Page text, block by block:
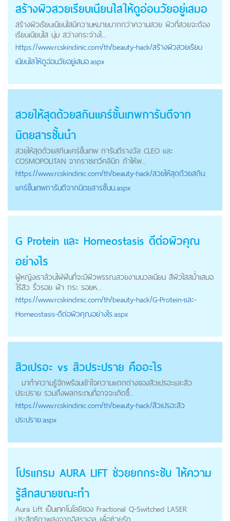
สร้างผิวสวยเรียบเนียนใสให้ดูอ่อนวัยอยู่เสมอ
สร้างผิวเรียบเนียนใสมีความหมายมากกว่าความสวย ผิวที่สวยจะต้อง
เรียบเนียนใส นุ่ม สว่างกระจ่างใ...
https://www.rcskinclinic.com/th/beauty-hack/สร้างผิวสวยเรียบ
เนียนใสให้ดูอ่อนวัยอยู่เสมอ.aspx
สวยให้สุดด้วยสกินแคร์ขั้นเทพการันตีจาก
นิตยสารชั้นนำ
สวยให้สุดด้วยสกินแคร์ขั้นเทพ การันตีรางวัล CLEO และ
COSMOPOLITAN จากราชเทวีคลินิก ถ้าให้พ...
https://www.rcskinclinic.com/th/beauty-hack/สวยให้สุดด้วยสกิน
แคร์ขั้นเทพการันตีจากนิตยสารชั้นน.aspx
G Protein และ Homeostasis ดีต่อผิวคุณ
อย่างไร
ผู้หญิงเราล้วนใฝ่ฝันที่จะมีผิวพรรณสวยงามนวลเนียน สีผิวใสสม่ำเสมอ
ไร้สิว ริ้วรอย ฝ้า กระ รอยห...
https://www.rcskinclinic.com/th/beauty-hack/G-Protein-และ-
Homeostasis-ดีต่อผิวคุณอย่างไร.aspx
สิวเปรอะ vs สิวประปราย คืออะไร
มาทำความรู้จักพร้อมเข้าใจความแตกต่างของสิวเปรอะและสิว
ประปราย รวมถึงผลกระทบที่อาจจะเกิดขึ้...
https://www.rcskinclinic.com/th/beauty-hack/สิวเปรอะสิว
ประปราย.aspx
โปรแกรม AURA LIFT ช่วยยกกระชับ ให้ความ
รู้สึกสบายขณะทำ
Aura Lift เป็นเทคโนโลยีของ Fractional Q-Switched LASER